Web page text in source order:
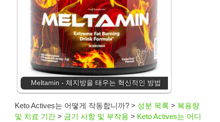
Meltamin - 체지방을 태우는 혁신적인 방법
Keto Actives는 어떻게 작동합니까? > 성분 목록 > 복용량
및 치료 기간 > 금기 사항 및 부작용 > Keto Actives는 어디